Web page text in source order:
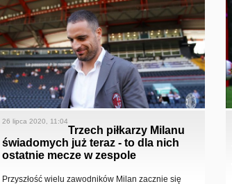
26 lipca 2020, 11:04
Trzech piłkarzy Milanu
świadomych już teraz - to dla nich
ostatnie mecze w zespole
Przyszłość wielu zawodników Milan zacznie się